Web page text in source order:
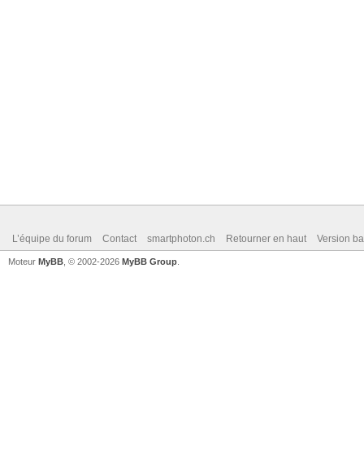
L’équipe du forum Contact smartphoton.ch Retourner en haut Version
Moteur MyBB , © 2002-2026 MyBB Group